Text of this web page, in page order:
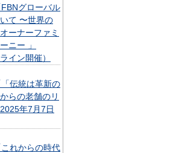
グローバル
て 〜世界の
ーナーファミ
ニー 」
イン開催）
伝統は革新の
らの老舗のリ
年7月7日
れからの時代